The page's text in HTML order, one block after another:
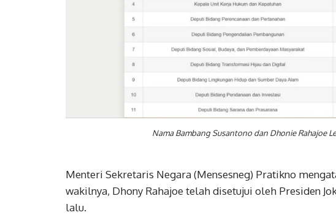
Nama Bambang Susantono dan Dhonie Rahajoe
Menteri Sekretaris Negara (Mensesneg) Pratikno
wakilnya, Dhony Rahajoe telah disetujui oleh Presiden
lalu.